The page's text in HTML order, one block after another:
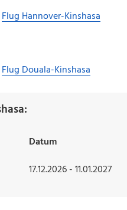
Flug Hannover-Kinshasa
Flug Douala-Kinshasa
Datum
17.12.2026 - 11.01.2027